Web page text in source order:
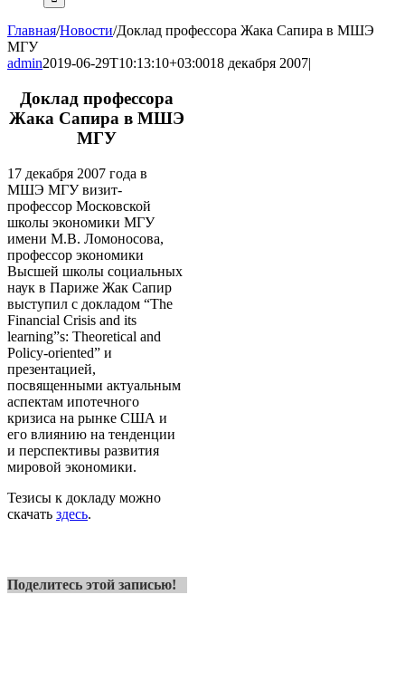
Главная/Новости/Доклад профессора Жака Сапира в МШЭ
МГУ
admin2019-06-29T10:13:10+03:0018 декабря 2007|
Доклад профессора
Жака Сапира в МШЭ
МГУ
17 декабря 2007 года в
МШЭ МГУ визит-
профессор Московской
школы экономики МГУ
имени М.В. Ломоносова,
профессор экономики
Высшей школы социальных
наук в Париже Жак Сапир
выступил с докладом “The
Financial Crisis and its
learning”s: Theoretical and
Policy-oriented” и
презентацией,
посвященными актуальным
аспектам ипотечного
кризиса на рынке США и
его влиянию на тенденции
и перспективы развития
мировой экономики.
Тезисы к докладу можно
скачать здесь.
Поделитесь этой записью!